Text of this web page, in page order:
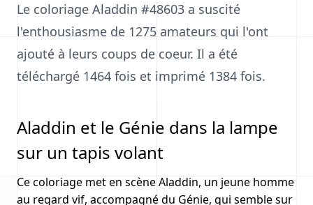
Le coloriage Aladdin #48603 a suscité
l'enthousiasme de 1275 amateurs qui l'ont
ajouté à leurs coups de coeur. Il a été
téléchargé 1464 fois et imprimé 1384 fois.
Aladdin et le Génie dans la lampe
sur un tapis volant
Ce coloriage met en scène Aladdin, un jeune homme
au regard vif, accompagné du Génie, qui semble sur